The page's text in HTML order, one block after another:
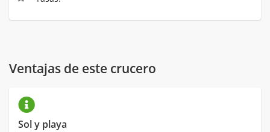
Ventajas de este crucero
Sol y playa